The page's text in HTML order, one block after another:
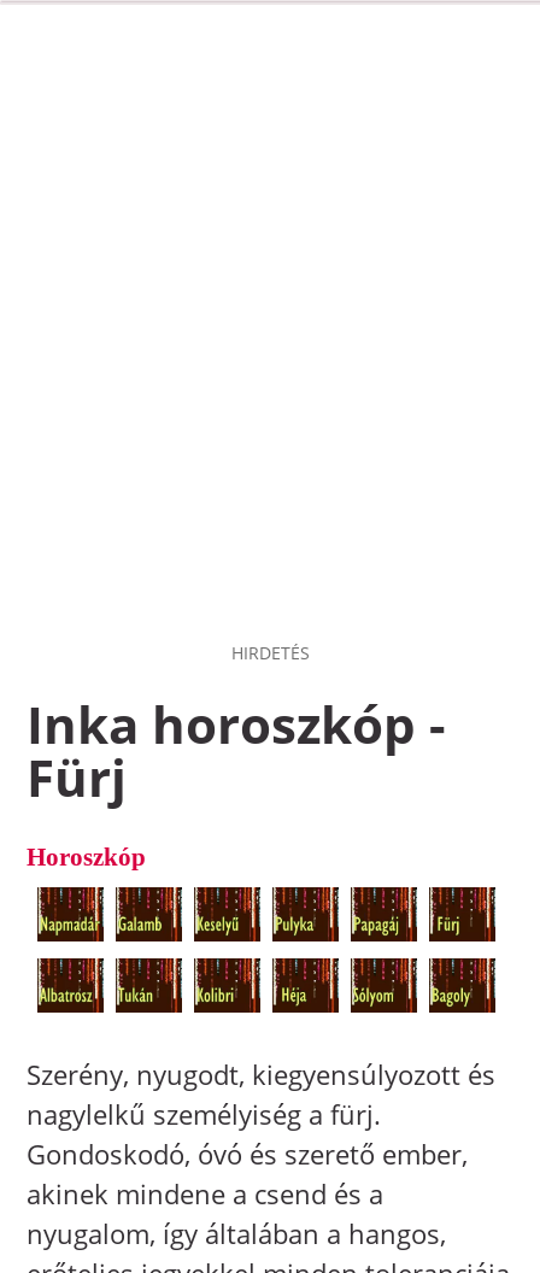
HIRDETÉS
Inka horoszkóp -
Fürj
Horoszkóp
Szerény, nyugodt, kiegyensúlyozott és
nagylelkű személyiség a fürj.
Gondoskodó, óvó és szerető ember,
akinek mindene a csend és a
nyugalom, így általában a hangos,